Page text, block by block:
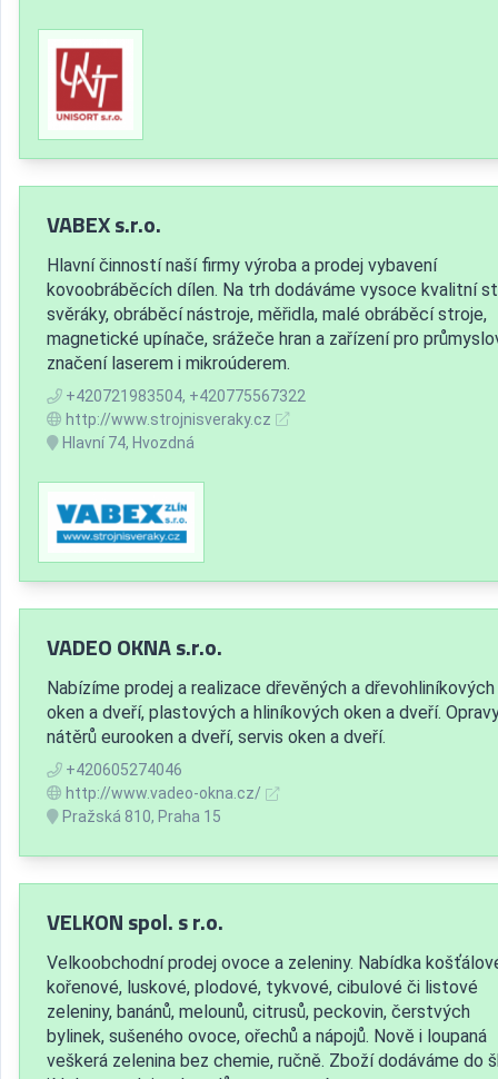
VABEX s.r.o.
Hlavní činností naší firmy výroba a prodej vybavení
kovoobráběcích dílen. Na trh dodáváme vysoce kvalitní
svěráky, obráběcí nástroje, měřidla, malé obráběcí stroje,
magnetické upínače, srážeče hran a zařízení pro
značení laserem i mikroúderem.
+420721983504, +420775567322
http://www.strojnisveraky.cz
Hlavní 74, Hvozdná
VADEO OKNA s.r.o.
Nabízíme prodej a realizace dřevěných a dřevohliníkových
oken a dveří, plastových a hliníkových oken a dveří.
nátěrů eurooken a dveří, servis oken a dveří.
+420605274046
http://www.vadeo-okna.cz/
Pražská 810, Praha 15
VELKON spol. s r.o.
Velkoobchodní prodej ovoce a zeleniny. Nabídka
kořenové, luskové, plodové, tykvové, cibulové či listové
zeleniny, banánů, melounů, citrusů, peckovin, čerstvých
bylinek, sušeného ovoce, ořechů a nápojů. Nově i loupaná
veškerá zelenina bez chemie, ručně. Zboží dodáváme do